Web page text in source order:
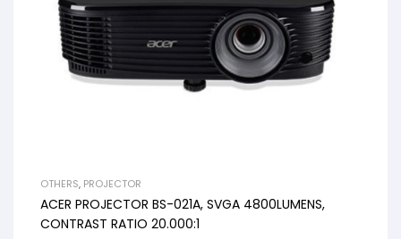
OTHERS, PROJECTOR
ACER PROJECTOR BS-021A, SVGA 4800LUMENS,
CONTRAST RATIO 20.000:1